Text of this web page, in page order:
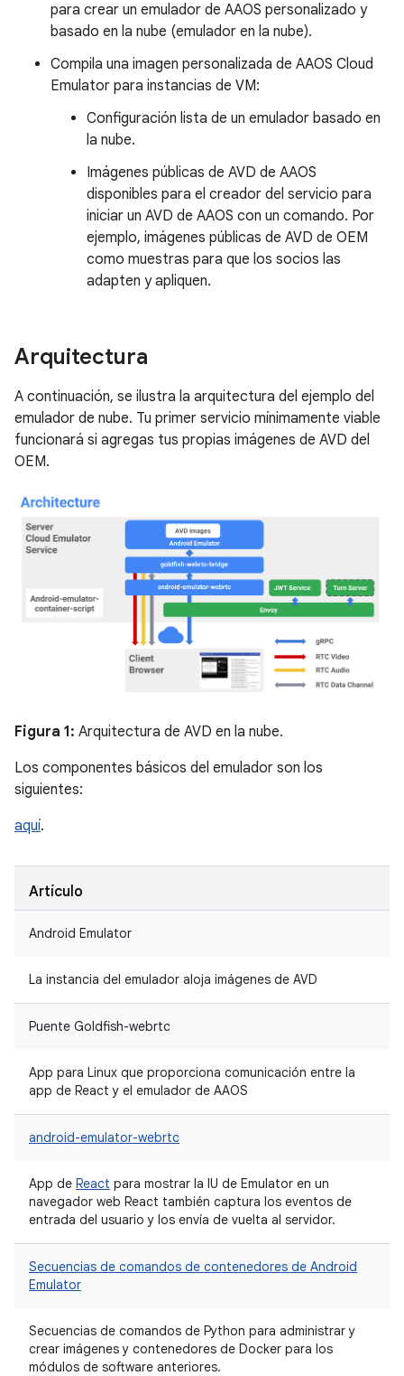
para crear un emulador de AAOS personalizado y
basado en la nube (emulador en la nube).
Compila una imagen personalizada de AAOS Cloud
Emulator para instancias de VM:
Configuración lista de un emulador basado en
la nube.
Imágenes públicas de AVD de AAOS
disponibles para el creador del servicio para
iniciar un AVD de AAOS con un comando. Por
ejemplo, imágenes públicas de AVD de OEM
como muestras para que los socios las
adapten y apliquen.
Arquitectura
A continuación, se ilustra la arquitectura del ejemplo del
emulador de nube. Tu primer servicio mínimamente viable
funcionará si agregas tus propias imágenes de AVD del
OEM.
Figura 1: Arquitectura de AVD en la nube.
Los componentes básicos del emulador son los
siguientes:
aquí.
Artículo
Android Emulator
La instancia del emulador aloja imágenes de AVD
Puente Goldfish-webrtc
App para Linux que proporciona comunicación entre la
app de React y el emulador de AAOS
android-emulator-webrtc
App de React para mostrar la IU de Emulator en un
navegador web React también captura los eventos de
entrada del usuario y los envía de vuelta al servidor.
Secuencias de comandos de contenedores de Android
Emulator
Secuencias de comandos de Python para administrar y
crear imágenes y contenedores de Docker para los
módulos de software anteriores.